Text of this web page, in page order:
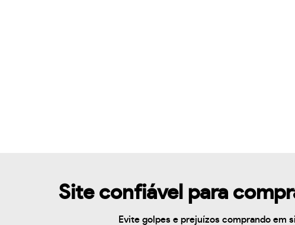
Site confiável para
Evite golpes e prejuízos comprando em